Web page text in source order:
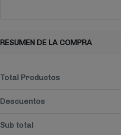
RESUMEN DE LA COMPRA
Total Productos
Descuentos
Sub total